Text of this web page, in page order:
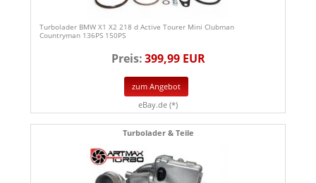
Turbolader BMW X1 X2 218 d Active Tourer Mini Clubman
Countryman 136PS 150PS
Preis:399,99 EUR
zum Angebot
eBay.de (*)
Turbolader & Teile